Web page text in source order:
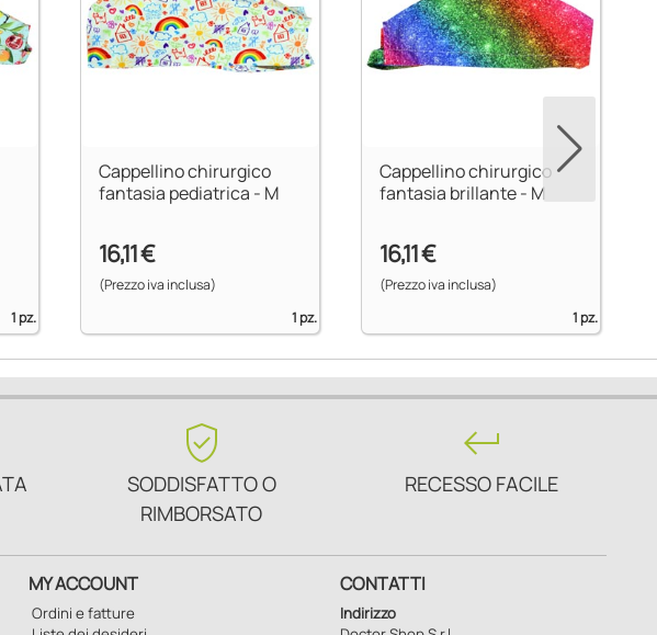
1 pz.
Cappellino chirurgico
fantasia pediatrica - M
16,11 €
(Prezzo iva inclusa)
1 pz.
Cappellino chirurgico
fantasia brillante - M
16,11 €
(Prezzo iva inclusa)
1 pz.
verified_user
SODDISFATTO O
RIMBORSATO
keyboard_return
RECESSO FACILE
MY ACCOUNT
Ordini e fatture
CONTATTI
Indirizzo